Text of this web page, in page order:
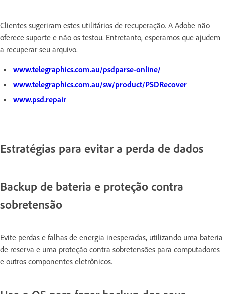
Clientes sugeriram estes utilitários de recuperação. A Adobe não
oferece suporte e não os testou. Entretanto, esperamos que ajudem
a recuperar seu arquivo.
www.telegraphics.com.au/psdparse-online/
www.telegraphics.com.au/sw/product/PSDRecover
www.psd.repair
Estratégias para evitar a perda de dados
Backup de bateria e proteção contra
sobretensão
Evite perdas e falhas de energia inesperadas, utilizando uma bateria
de reserva e uma proteção contra sobretensões para computadores
e outros componentes eletrônicos.